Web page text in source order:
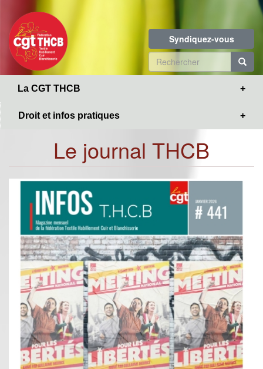
contenu
principal
Syndiquez-vous
Formulaire
de
La CGT THCB
Droit et infos pratiques
Le journal THCB